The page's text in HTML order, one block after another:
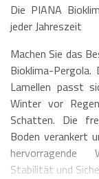
Die PIANA
jeder Jahreszeit
Machen Sie das
Bioklima-
Lamellen passt
Winter vor
Schatten. Die
Boden verankert
hervorragende
Stabilität und